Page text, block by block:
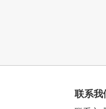
联系我